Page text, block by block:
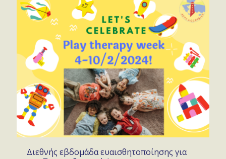
Διεθνής εβδομάδα ευαισθητοποίησης για